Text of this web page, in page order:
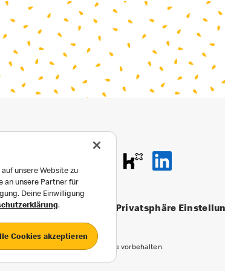
Häufige Fragen Privatsphäre
©2026 McDonald’s. Alle Rechte vorbehalten.
unsere Website zu
an unsere Partner für
Deine Einwilligung
.
Cookies akzeptieren